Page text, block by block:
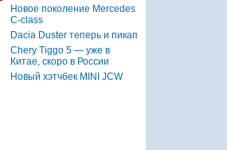
Новое поколение Mercedes
C-class
Dacia Duster теперь и пикап
Chery Tiggo 5 — уже в
Китае, скоро в России
Новый хэтчбек MINI JCW